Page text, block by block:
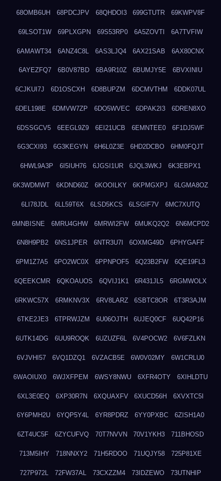
68OMB6UH 68PDCJPV 68QHDOI3 699GTUTR 69KWPV8F
69LSOT1W 69PLXGPN 69S53RP0 6A5ZOVTI 6A7TVFIW
6AMAWT34 6ANZ4C8L 6AS3LJQ4 6AX21SAB 6AX80CNX
6AYEZFQ7 6B0V87BD 6BA9R10Z 6BUMJY5E 6BVXINIU
6CJKUI7J 6D1OSCXH 6D8BUPZM 6DCMVTHM 6DDK07UL
6DEL198E 6DMVW7ZP 6DO5WVEC 6DPAK2I3 6DREN8XO
6DSSGCV5 6EEGL9Z9 6EI21UCB 6EMNTEE0 6F1DJ5WF
6G3CXI93 6G3KEGYN 6H6L0Z3E 6HD2DCBO 6HM0FQJT
6HWL9A3P 6I5IUH76 6JGSI1UR 6JQL3WKJ 6K3EBPX1
6K3WDMWT 6KDND60Z 6KOOILKY 6KPMGXPJ 6LGMA8OZ
6LI78JDL 6LL59T6X 6LSD5KCS 6LSGIF7V 6MC7XUTQ
6MNBISNE 6MRU4GHW 6MRWI2FW 6MUKQ2Q2 6N6MCPD2
6N8H9PB2 6NS1JPER 6NTR3U7I 6OXMG49D 6PHYGAFF
6PM1Z7A5 6PO2WC0X 6PPNPOF5 6Q23B2FW 6QE19FL3
6QEEKCMR 6QKOAUOS 6QVIJ1K1 6R431JL5 6RGMWOLX
6RKWC57X 6RMKNV3X 6RV8LARZ 6SBTC8OR 6T3R3AJM
6TKE2JE3 6TPRWJZM 6U06OJTH 6UJEQ0CF 6UQ42P16
6UTK14DG 6UU9ROQK 6UZUZF6L 6V4POCW2 6V6FZLKN
6VJVHI57 6VQ1DZQ1 6VZACB5E 6W0V02MY 6W1CRLU0
6WAOIUX0 6WJXFPEM 6WSY8NWU 6XFR4OTY 6XIHLDTU
6XL3E0EQ 6XP30R7N 6XQUAXFV 6XUCD56H 6XVXTC5I
6Y6PMH2U 6YQP5Y4L 6YR8PDRZ 6YY0PXBC 6ZISH1A0
6ZT4UC5F 6ZYCUFVQ 70T7NVVN 70V1YKH3 711BHOSD
713M5IHY 718NNXY2 71H5RDOO 71UQJY58 725P81XE
727P972L 72FW37AL 73CXZZM4 73IDZEWO 73UTNHIP